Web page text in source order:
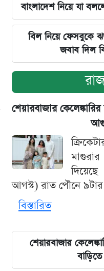
বাংলাদেশ নিয়ে যা
বিল নিয়ে ফেসবুকে
জবাব দিল
শেয়ারবাজার
আগস্ট) রাত পৌনে
বিস্তারিত
শেয়ারবাজার